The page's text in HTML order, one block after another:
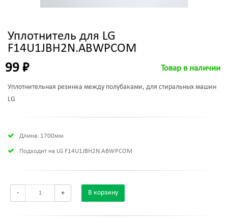
Уплотнитель для LG
F14U1JBH2N.ABWPCOM
99 ₽ Товар в наличии
Уплотнительная резинка между полубаками, для стиральных машин
LG
Длина: 1700мм
Подходит на LG F14U1JBH2N.ABWPCOM
- + В корзину